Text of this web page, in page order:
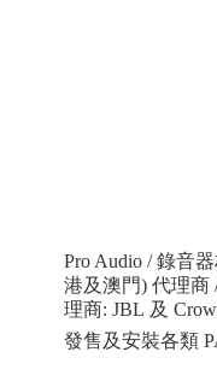
Pro Audio / 錄音
港及澳門) 代理商
理商: JBL 及
發售及安裝各類